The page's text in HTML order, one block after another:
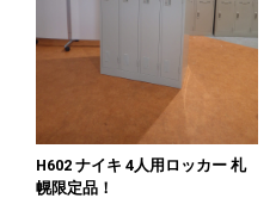
H602 ナイキ 4人用ロッカー 札
幌限定品！